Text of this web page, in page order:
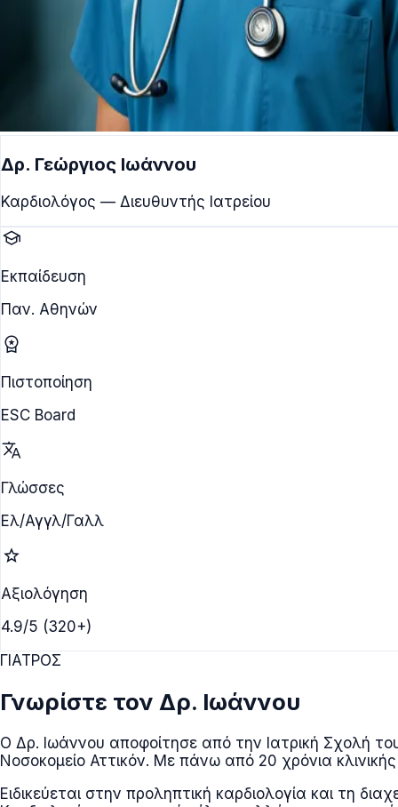
Δρ. Γεώργιος Ιωάννου
Καρδιολόγος — Διευθυντής Ιατρείου
school
Εκπαίδευση
Παν. Αθηνών
workspace_premium
Πιστοποίηση
ESC Board
translate
Γλώσσες
Ελ/Αγγλ/Γαλλ
star
Αξιολόγηση
4.9/5 (320+)
ΓΙΑΤΡΟΣ
Γνωρίστε τον Δρ. Ιωάννου
Ο Δρ. Ιωάννου αποφοίτησε από την Ιατρική Σχολή
Νοσοκομείο Αττικόν. Με πάνω από 20 χρόνια
Ειδικεύεται στην προληπτική καρδιολογία και τη